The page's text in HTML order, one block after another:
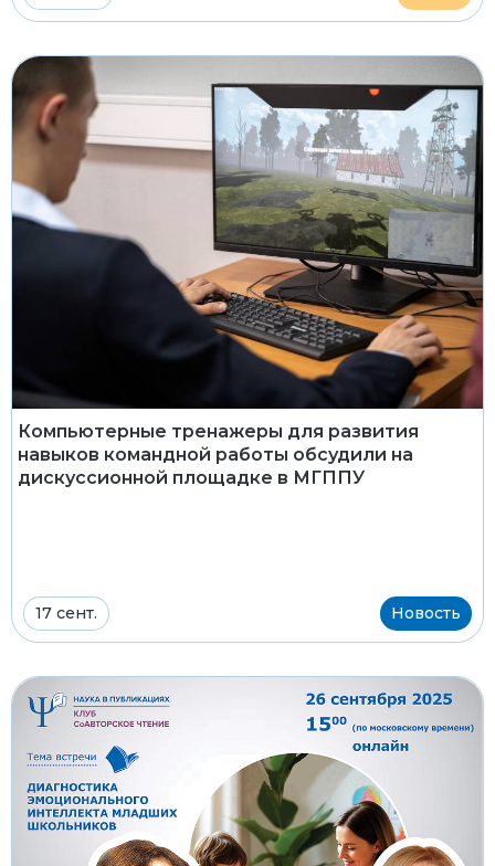
Компьютерные тренажеры для развития
навыков командной работы обсудили на
дискуссионной площадке в МГППУ
17 сент. Новость